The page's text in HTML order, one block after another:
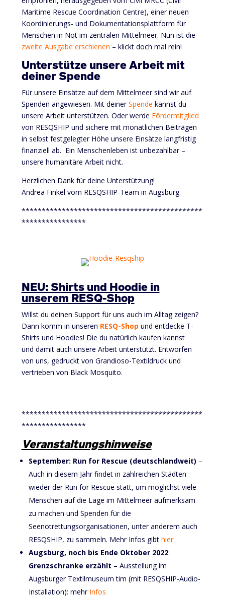
Maritime Rescue Coordination Centre), einer neuen
Koordinierungs- und Dokumentationsplattform für
Menschen in Not im zentralen Mittelmeer. Nun ist die
zweite Ausgabe erschienen – klickt doch mal rein!
Unterstütze unsere Arbeit mit
deiner Spende
Für unsere Einsätze auf dem Mittelmeer sind wir auf
Spenden angewiesen. Mit deinerSpende kannst du
unsere Arbeit unterstützen. Oder werde Fördermitglied
von RESQSHIP und sichere mit monatlichen Beiträgen
in selbst festgelegter Höhe unsere Einsätze langfristig
finanziell ab. Ein Menschenleben ist unbezahlbar –
unsere humanitäre Arbeit nicht.
Herzlichen Dank für deine Unterstützung!
Andrea Finkel vom RESQSHIP-Team in Augsburg
*********************************************
****************
NEU: Shirts und Hoodie in
unserem RESQ-Shop
Willst du deinen Support für uns auch im Alltag zeigen?
Dann komm in unseren RESQ-Shop und entdecke T-
Shirts und Hoodies! Die du natürlich kaufen kannst
und damit auch unsere Arbeit unterstützt. Entworfen
von uns, gedruckt von Grandioso-Textildruck und
vertrieben von Black Mosquito.
*********************************************
****************
Veranstaltungshinweise
September: Run for Rescue (deutschlandweit) –
Auch in diesem Jahr findet in zahlreichen Städten
wieder der Run for Rescue statt, um möglichst viele
Menschen auf die Lage im Mittelmeer aufmerksam
zu machen und Spenden für die
Seenotrettungsorganisationen, unter anderem auch
RESQSHIP, zu sammeln. Mehr Infos gibt hier.
Augsburg, noch bis Ende Oktober 2022:
Grenzschranke erzählt – Ausstellung im
Augsburger Textilmuseum tim (mit RESQSHIP-Audio-
Installation): mehr Infos